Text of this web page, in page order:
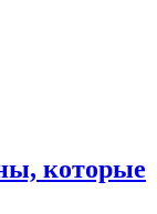
которые